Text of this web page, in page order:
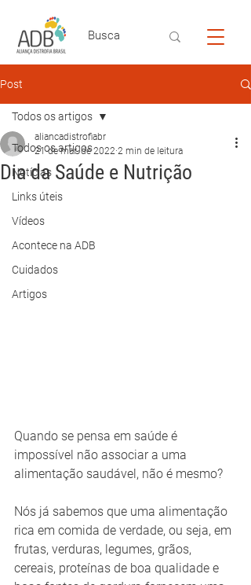
Post
Todos os artigos
Notícias
Links úteis
Vídeos
Acontece na ADB
Cuidados
Artigos
Todos os artigos
Dia da Saúde e Nutrição
aliancadistrofiabr
21 de mar. de 2022 2 min de leitura
Quando se pensa em saúde é
impossível não associar a uma
alimentação saudável, não é mesmo?
Nós já sabemos que uma alimentação
rica em comida de verdade, ou seja, em
frutas, verduras, legumes, grãos,
cereais, proteínas de boa qualidade e